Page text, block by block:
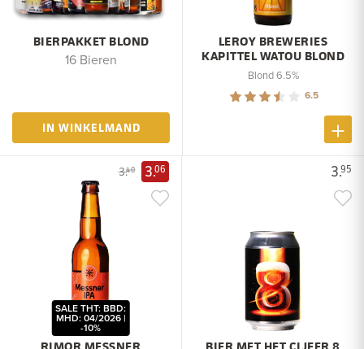
BIERPAKKET BLOND
16 Bieren
IN WINKELMAND
LEROY BREWERIES
KAPITTEL WATOU BLOND
Blond 6.5%
6.5
3.40 3.06
SALE THT: BBD:
MHD: 04/2026 |
-10%
3.95